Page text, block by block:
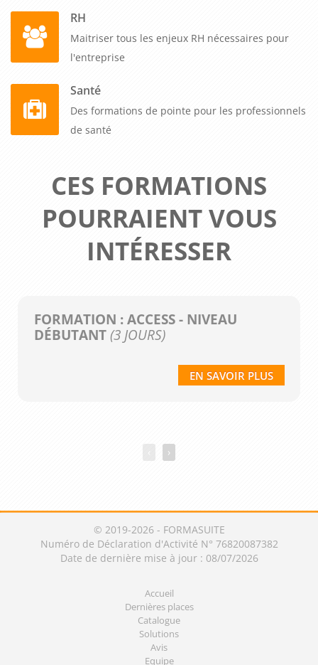
RH
Maitriser tous les enjeux RH nécessaires pour
l'entreprise
Santé
Des formations de pointe pour les professionnels
de santé
CES FORMATIONS
POURRAIENT VOUS
INTÉRESSER
FORMATION : ACCESS - NIVEAU
DÉBUTANT(3 JOURS)
EN SAVOIR PLUS
›
© 2019-2026 - FORMASUITE
Numéro de Déclaration d'Activité N° 76820087382
Date de dernière mise à jour : 08/07/2026
Accueil
Dernières places
Catalogue
Solutions
Avis
Equipe